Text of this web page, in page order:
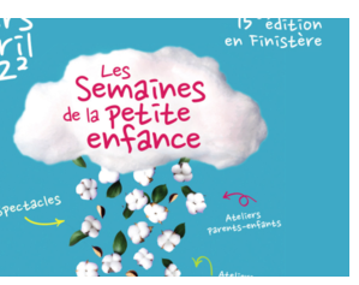
Aide aux parents
Place aux grands-parents